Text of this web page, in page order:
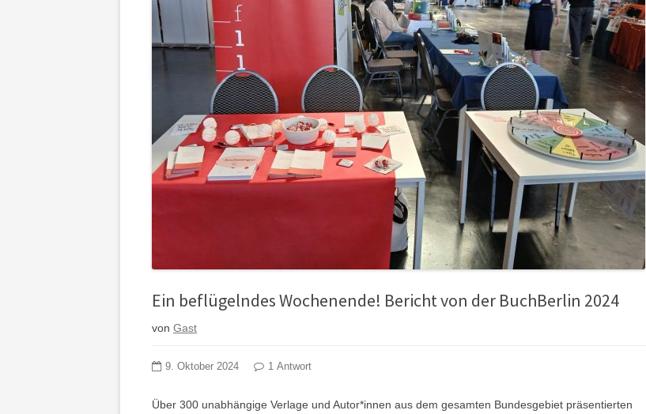
Ein beflügelndes Wochenende! Bericht von der BuchBerlin 2024
von Gast
9. Oktober 2024 1 Antwort
Über 300 unabhängige Verlage und Autor*innen aus dem gesamten Bundesgebiet präsentierten